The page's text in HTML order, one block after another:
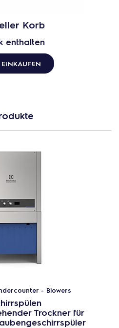
Korb
enthalten
- Blowers
Trockner für